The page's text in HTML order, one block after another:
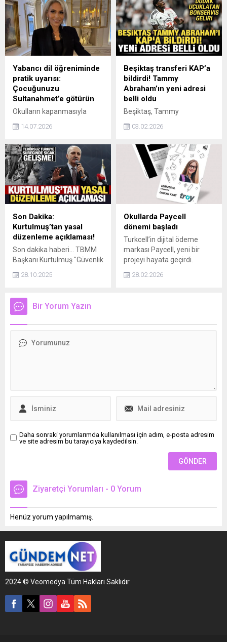
belirterek, sürpriz verinin
Merkez Bankası’na 100–
150 baz puanlık faiz indirimi
alanı açtığını söyledi.
ülkelerinin ulusal güvenlik
danışmanlarıyla güvenlik
garantilerini ilerletmek için
günlük koordinasyon süreci
başlattıklarını bildirdi.
Yabancı dil öğreniminde
pratik uyarısı:
Çocuğunuzu
Sultanahmet’e götürün
Okulların kapanmasıyla
dil öğrenmesini isteyen
yöneliyor. Uzmanlar ise dil
eğitiminde en önemli
aşamanın pratik yapmak
olduğunu belirterek
ebeveynleri uyarıyor.
14.07.2026
Beşiktaş transferi KAP’a
bildirdi! Tammy
Abraham’ın yeni adresi
belli oldu
Beşiktaş, Tammy
karşılığında Aston Villa'ya
03.02.2026
Son Dakika:
Kurtulmuş’tan yasal
düzenleme açıklaması!
Son dakika haberi... TBMM
Başkanı Kurtulmuş "Güvenlik
örgütün silah bıraktığını
Terörsüz Türkiye ile ilgili
birtakım yasal düzenlemeler
28.10.2025
Okullarda Paycell
dönemi başladı
Turkcell’in dijital ödeme
markası Paycell, yeni bir
projeyi hayata geçirdi.
Kart projesiyle 400 okulda
28.02.2026
Bir Yorum Yazın
Daha sonraki yorumlarımda kullanılması için adım, e-posta adresim
ve site adresim bu tarayıcıya kaydedilsin.
Ziyaretçi Yorumları - 0 Yorum
Henüz yorum yapılmamış.
2024 © Veomedya Tüm Hakları Saklıdır.